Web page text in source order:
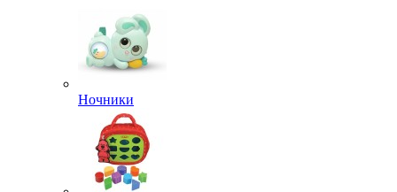
Ночники